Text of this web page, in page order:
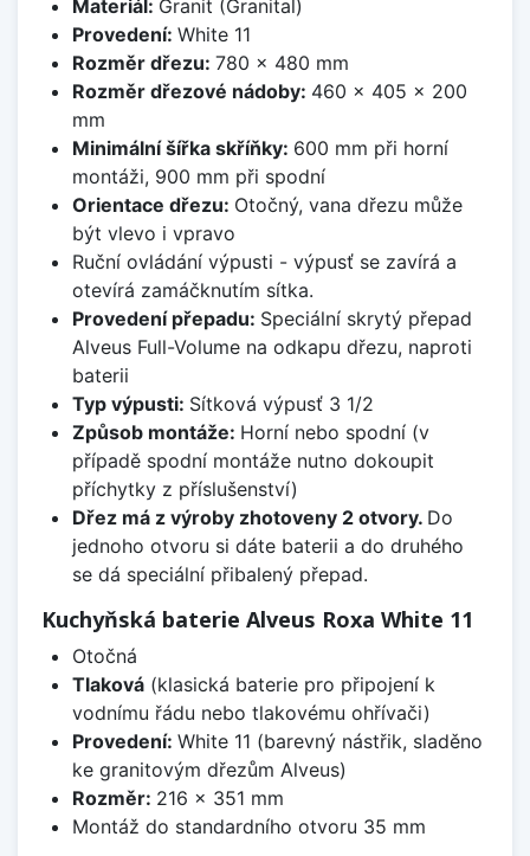
Materiál: Granit (Granital)
Provedení: White 11
Rozměr dřezu: 780 x 480 mm
Rozměr dřezové nádoby: 460 x 405 x 200
mm
Minimální šířka skříňky: 600 mm při horní
montáži, 900 mm při spodní
Orientace dřezu: Otočný, vana dřezu může
být vlevo i vpravo
Ruční ovládání výpusti - výpusť se zavírá a
otevírá zamáčknutím sítka.
Provedení přepadu: Speciální skrytý přepad
Alveus Full-Volume na odkapu dřezu, naproti
baterii
Typ výpusti: Sítková výpusť 3 1/2
Způsob montáže: Horní nebo spodní (v
případě spodní montáže nutno dokoupit
příchytky z příslušenství)
Dřez má z výroby zhotoveny 2 otvory. Do
jednoho otvoru si dáte baterii a do druhého
se dá speciální přibalený přepad.
Kuchyňská baterie Alveus Roxa White 11
Otočná
Tlaková(klasická baterie pro připojení k
vodnímu řádu nebo tlakovému ohřívači)
Provedení: White 11 (barevný nástřik, sladěno
ke granitovým dřezům Alveus)
Rozměr: 216 x 351 mm
Montáž do standardního otvoru 35 mm